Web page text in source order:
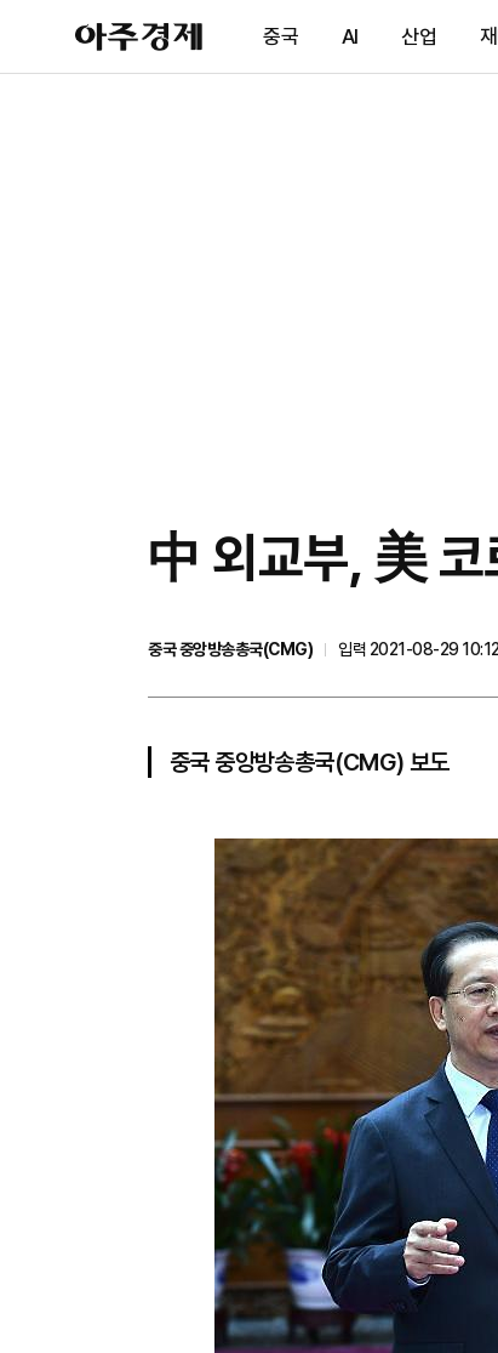
아
주
제
중국 AI 산업
中 외교부, 美 코
중국 중앙방송총국(CMG)
입력 2021-08-29 10:12
중국 중앙방송총국(CMG) 보도